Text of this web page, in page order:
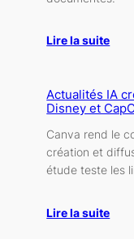
Lire la suite
Actualités IA
Disney et
Canva rend le
création et
étude teste les
Lire la suite